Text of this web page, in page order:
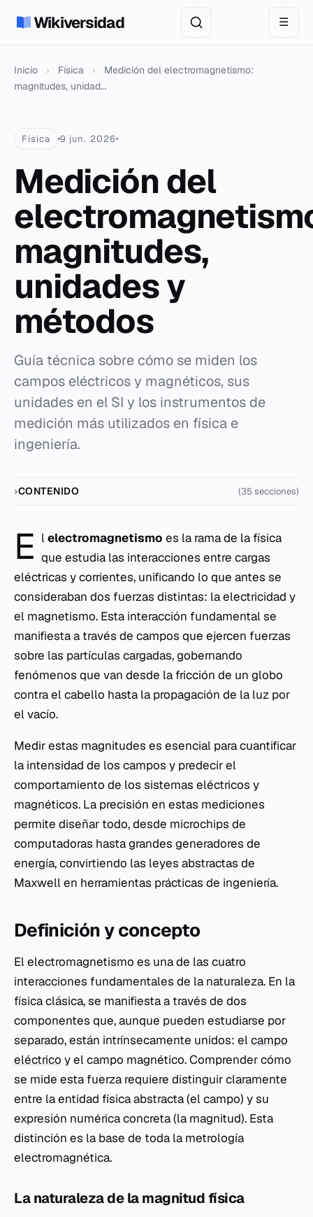
Wikiversidad ☰
Inicio › Física ›
Medición del electromagnetismo:
magnitudes, unidad...
Física 9 jun. 2026
Medición del
magnitudes,
unidades y
métodos
Guía técnica sobre cómo se miden los
campos eléctricos y magnéticos, sus
unidades en el SI y los instrumentos de
medición más utilizados en física e
ingeniería.
CONTENIDO (35 secciones)
E lelectromagnetismo es la rama de la física
que estudia las interacciones entre cargas
eléctricas y corrientes, unificando lo que antes se
consideraban dos fuerzas distintas: la electricidad y
el magnetismo. Esta interacción fundamental se
manifiesta a través de campos que ejercen fuerzas
sobre las partículas cargadas, gobernando
fenómenos que van desde la fricción de un globo
contra el cabello hasta la propagación de la luz por
el vacío.
Medir estas magnitudes es esencial para cuantificar
la intensidad de los campos y predecir el
comportamiento de los sistemas eléctricos y
magnéticos. La precisión en estas mediciones
permite diseñar todo, desde microchips de
computadoras hasta grandes generadores de
energía, convirtiendo las leyes abstractas de
Maxwell en herramientas prácticas de ingeniería.
Definición y concepto
El electromagnetismo es una de las cuatro
interacciones fundamentales de la naturaleza. En la
física clásica, se manifiesta a través de dos
componentes que, aunque pueden estudiarse por
separado, están intrínsecamente unidos: elcampo
eléctrico y el campo magnético. Comprender cómo
se mide esta fuerza requiere distinguir claramente
entre la entidad física abstracta (el campo) y su
expresión numérica concreta (la magnitud). Esta
distinción es la base de toda la metrología
electromagnética.
La naturaleza de la magnitud física